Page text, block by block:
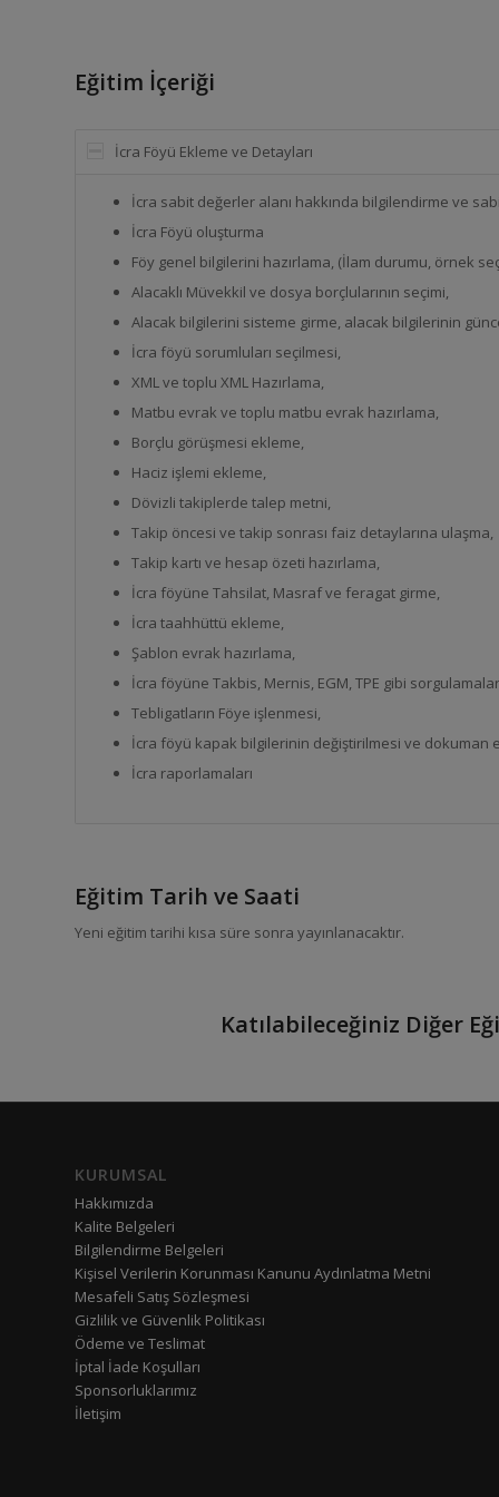
Eğitim İçeriği
İcra Föyü Ekleme ve Detayları
İcra sabit değerler alanı hakkında bilgilendirme ve
İcra Föyü oluşturma
Föy genel bilgilerini hazırlama, (İlam durumu, örnek
Alacaklı Müvekkil ve dosya borçlularının seçimi,
Alacak bilgilerini sisteme girme, alacak bilgilerinin
İcra föyü sorumluları seçilmesi,
XML ve toplu XML Hazırlama,
Matbu evrak ve toplu matbu evrak hazırlama,
Borçlu görüşmesi ekleme,
Haciz işlemi ekleme,
Dövizli takiplerde talep metni,
Takip öncesi ve takip sonrası faiz detaylarına ulaşma,
Takip kartı ve hesap özeti hazırlama,
İcra föyüne Tahsilat, Masraf ve feragat girme,
İcra taahhüttü ekleme,
Şablon evrak hazırlama,
İcra föyüne Takbis, Mernis, EGM, TPE gibi
Tebligatların Föye işlenmesi,
İcra föyü kapak bilgilerinin değiştirilmesi ve dokuman
İcra raporlamaları
Eğitim Tarih ve Saati
Yeni eğitim tarihi kısa süre sonra yayınlanacaktır.
Katılabileceğiniz Diğer
KURUMSAL
Hakkımızda
Kalite Belgeleri
Bilgilendirme Belgeleri
Kişisel Verilerin Korunması Kanunu Aydınlatma Metni
Mesafeli Satış Sözleşmesi
Gizlilik ve Güvenlik Politikası
Ödeme ve Teslimat
İptal İade Koşulları
Sponsorluklarımız
İletişim